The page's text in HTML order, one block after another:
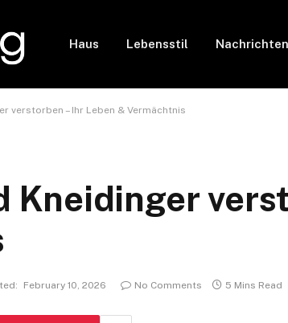
Haus Lebensstil Nachrichten
verstorben – Ihr Leben & Vermächtnis
Kneidinger
February 10, 2026 No Comments 5 Mins Read